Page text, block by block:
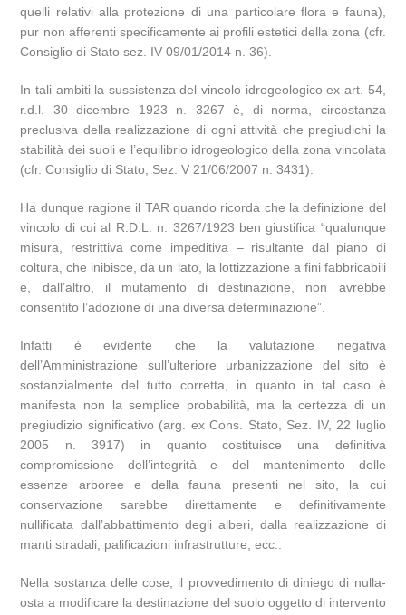
quelli relativi alla protezione di una particolare flora e fauna),
pur non afferenti specificamente ai profili estetici della zona (cfr.
Consiglio di Stato sez. IV 09/01/2014 n. 36).
In tali ambiti la sussistenza del vincolo idrogeologico ex art. 54,
r.d.l. 30 dicembre 1923 n. 3267 è, di norma, circostanza
preclusiva della realizzazione di ogni attività che pregiudichi la
stabilità dei suoli e l’equilibrio idrogeologico della zona vincolata
(cfr. Consiglio di Stato, Sez. V 21/06/2007 n. 3431).
Ha dunque ragione il TAR quando ricorda che la definizione del
vincolo di cui al R.D.L. n. 3267/1923 ben giustifica “qualunque
misura, restrittiva come impeditiva – risultante dal piano di
coltura, che inibisce, da un lato, la lottizzazione a fini fabbricabili
e, dall’altro, il mutamento di destinazione, non avrebbe
consentito l’adozione di una diversa determinazione”.
Infatti è evidente che la valutazione negativa
dell’Amministrazione sull’ulteriore urbanizzazione del sito è
sostanzialmente del tutto corretta, in quanto in tal caso è
manifesta non la semplice probabilità, ma la certezza di un
pregiudizio significativo (arg. ex Cons. Stato, Sez. IV, 22 luglio
2005 n. 3917) in quanto costituisce una definitiva
compromissione dell’integrità e del mantenimento delle
essenze arboree e della fauna presenti nel sito, la cui
conservazione sarebbe direttamente e definitivamente
nullificata dall’abbattimento degli alberi, dalla realizzazione di
manti stradali, palificazioni infrastrutture, ecc..
Nella sostanza delle cose, il provvedimento di diniego di nulla-
osta a modificare la destinazione del suolo oggetto di intervento